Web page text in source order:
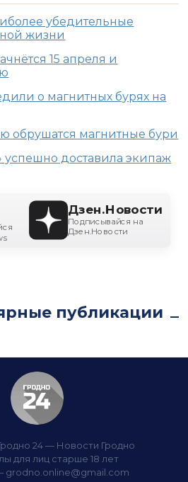
убедительные
жизни
15 апреля и
о магнитных бурях на
обрушатся магнитные бури
успешно доставила экипаж
Дзен.Новости
Подписывайся на
Дзен.Новости
публикации
24 — Новости Гродно
для лиц старше 18 лет
grodno.online@gmail.com